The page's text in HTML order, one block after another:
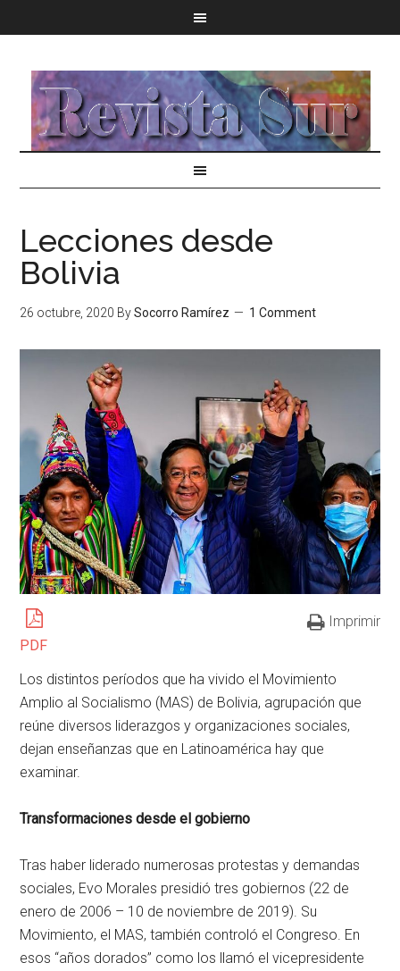
Lecciones desde
Bolivia
26 octubre, 2020 BySocorro Ramírez 1 Comment
PDF
Imprimir
Los distintos períodos que ha vivido el Movimiento
Amplio al Socialismo (MAS) de Bolivia, agrupación que
reúne diversos liderazgos y organizaciones sociales,
dejan enseñanzas que en Latinoamérica hay que
examinar.
Transformaciones desde el gobierno
Tras haber liderado numerosas protestas y demandas
sociales, Evo Morales presidió tres gobiernos (22 de
enero de 2006 – 10 de noviembre de 2019). Su
Movimiento, el MAS, también controló el Congreso. En
esos “años dorados” como los llamó el vicepresidente